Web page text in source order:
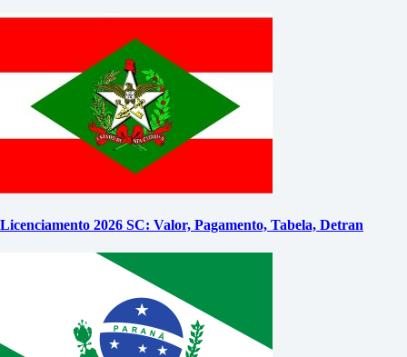
Licenciamento 2026 SC: Valor, Pagamento, Tabela, Detran